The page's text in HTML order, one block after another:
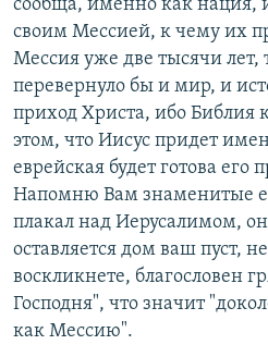
сообща, именно как нация,
своим Мессией, к чему их
Мессия уже две тысячи лет,
перевернуло бы и мир, и
приход Христа, ибо Библия
этом, что Иисус придет
еврейская будет готова
Напомню Вам знаменитые
плакал над Иерусалимом, он
оставляется дом ваш пуст,
воскликнете, благословен
Господня", что значит
как Мессию".